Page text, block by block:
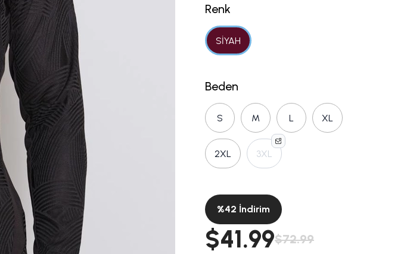
Renk
SİYAH
Beden
S M L XL
2XL 3XL
%42 İndirim
$72.99
$41.99